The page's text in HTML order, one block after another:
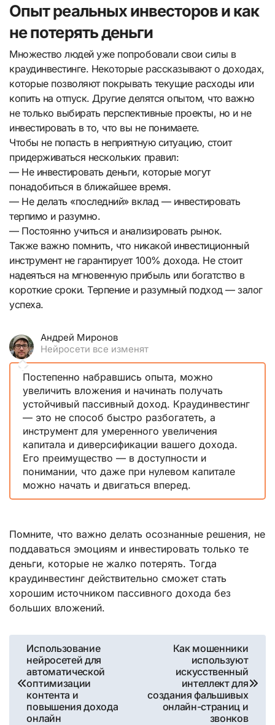
Опыт реальных инвесторов и как
не потерять деньги
Множество людей уже попробовали свои силы в
краудинвестинге. Некоторые рассказывают о доходах,
которые позволяют покрывать текущие расходы или
копить на отпуск. Другие делятся опытом, что важно
не только выбирать перспективные проекты, но и не
инвестировать в то, что вы не понимаете.
Чтобы не попасть в неприятную ситуацию, стоит
придерживаться нескольких правил:
— Не инвестировать деньги, которые могут
понадобиться в ближайшее время.
— Не делать «последний» вклад — инвестировать
терпимо и разумно.
— Постоянно учиться и анализировать рынок.
Также важно помнить, что никакой инвестиционный
инструмент не гарантирует 100% дохода. Не стоит
надеяться на мгновенную прибыль или богатство в
короткие сроки. Терпение и разумный подход — залог
успеха.
Андрей Миронов
Нейросети все изменят
Постепенно набравшись опыта, можно
увеличить вложения и начинать получать
устойчивый пассивный доход. Краудинвестинг
— это не способ быстро разбогатеть, а
инструмент для умеренного увеличения
капитала и диверсификации вашего дохода.
Его преимущество — в доступности и
понимании, что даже при нулевом капитале
можно начать и двигаться вперед.
Помните, что важно делать осознанные решения, не
поддаваться эмоциям и инвестировать только те
деньги, которые не жалко потерять. Тогда
краудинвестинг действительно сможет стать
хорошим источником пассивного дохода без
больших вложений.
Навигация
по
записям
Использование
нейросетей для
автоматической
оптимизации
контента и
повышения дохода
онлайн
Как мошенники
используют
искусственный
интеллект для
создания фальшивых
онлайн-страниц и
звонков